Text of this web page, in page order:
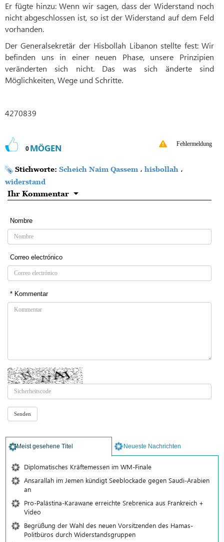
Er fügte hinzu: Wenn wir sagen, dass der Widerstand noch
nicht abgeschlossen ist, so ist der Widerstand auf dem Feld
vorhanden.
Der Generalsekretär der Hisbollah Libanon stellte fest: Wir
befinden uns in einer neuen Phase, unsere Prinzipien
veränderten sich nicht. Das was sich änderte sind
Möglichkeiten, Wege und Schritte.
4270839
0 MÖGEN Fehlermeldung
Stichworte: Scheich Naim Qassem ، hisbollah ،
widerstand
Ihr Kommentar
Nombre
Correo electrónico
* Kommentar
Meist gesehene Titel Neueste Nachrichten
Diplomatisches Kräftemessen im WM-Finale
Ansarallah im Jemen kündigt Seeblockade gegen Saudi-Arabien
an
Pro-Palästina-Karawane erreichte Srebrenica aus Frankreich +
Video
Begrüßung der Wahl des neuen Vorsitzenden des Hamas-
Politbüros durch Widerstandsgruppen